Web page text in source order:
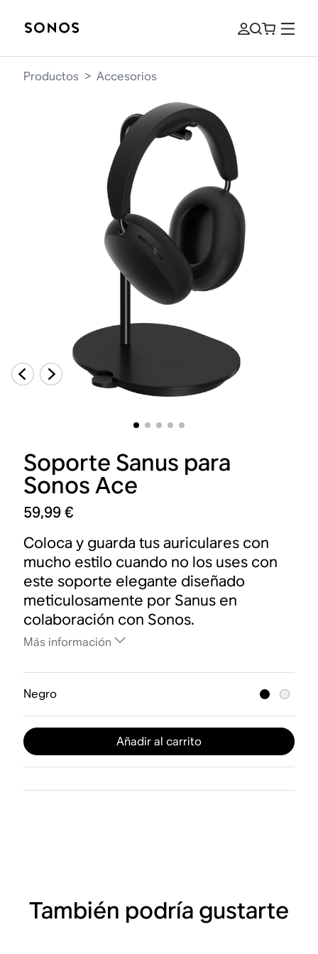
Productos > Accesorios
Soporte Sanus para
Sonos Ace
59,99 €
Coloca y guarda tus auriculares con
mucho estilo cuando no los uses con
este soporte elegante diseñado
meticulosamente por Sanus en
colaboración con Sonos.
Más información
Negro
Añadir al carrito
También podría gustarte